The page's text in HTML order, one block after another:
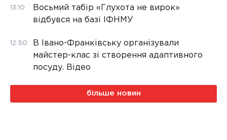
13:10
Восьмий табір «Глухота не вирок»
відбувся на базі ІФНМУ
12:50
В Івано-Франківську організували
майстер-клас зі створення адаптивного
посуду. Відео
більше новин